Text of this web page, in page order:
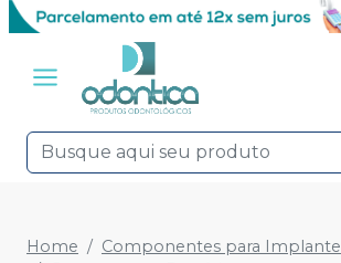
Home
Componentes para Implante